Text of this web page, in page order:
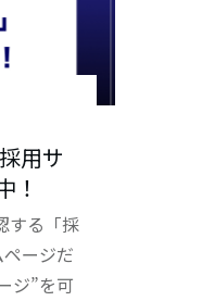
用サ
！
する「採
ージだ
ジ”を可